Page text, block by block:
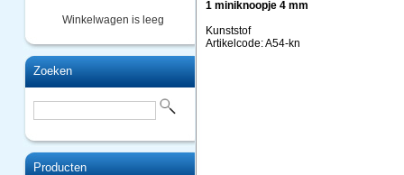
Winkelwagen is leeg
Zoeken
Producten
1 miniknoopje 4 mm
Kunststof
Artikelcode: A54-kn